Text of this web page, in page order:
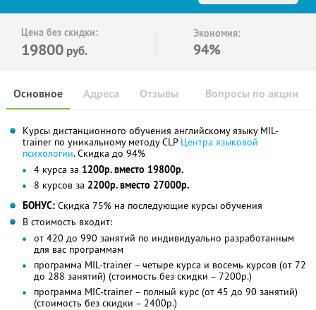
Цена без скидки:
19800 руб.
Экономия:
94%
Основное Отзывы Вопросы по акции
Адреса
Курсы дистанционного обучения английскому языку MIL-
trainer по уникальному методу CLP Центра языковой
психологии. Скидка до 94%
4 курса за 1200р. вместо 19800р.
8 курсов за 2200р. вместо 27000р.
БОНУС: Скидка 75% на последующие курсы обучения
В стоимость входит:
от 420 до 990 занятий по индивидуально разработанным
для вас программам
программа MIL-trainer – четыре курса и восемь курсов (от 72
до 288 занятий) (стоимость без скидки – 7200р.)
программа MIC-trainer – полный курс (от 45 до 90 занятий)
(стоимость без скидки – 2400р.)